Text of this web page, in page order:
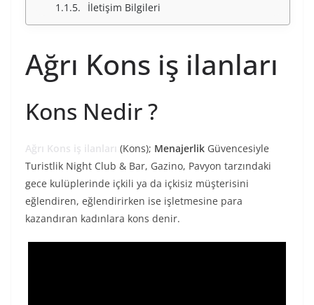
İletişim Bilgileri
Ağrı Kons iş ilanları
Kons Nedir ?
Ağrı Kons iş ilanları (Kons); Menajerlik Güvencesiyle
Turistlik Night Club & Bar, Gazino, Pavyon tarzındaki
gece kulüplerinde içkili ya da içkisiz müşterisini
eğlendiren, eğlendirirken ise işletmesine para
kazandıran kadınlara kons denir.